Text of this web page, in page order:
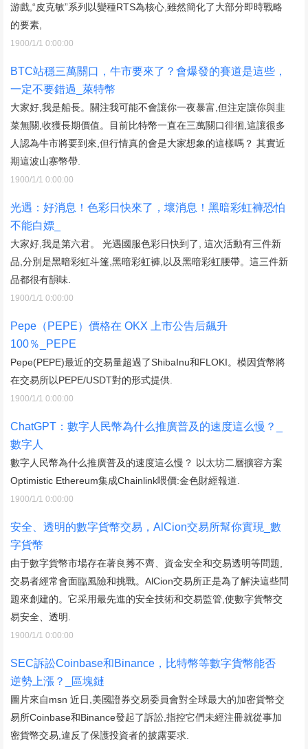
游戲,“皮克敏”系列以變種RTS為核心,雖然簡化了大部分即時戰略
的要素,
1900/1/1 0:00:00
BTC站穩三萬關口，牛市要來了？會爆發的賽道是這些，
一定不要錯過_萊特幣
大家好,我是船長。關注我可能不會讓你一夜暴富,但注定讓你與韭
菜無關,收獲長期價值。目前比特幣一直在三萬關口徘徊,這讓很多
人認為牛市將要到來,但行情真的會是大家想象的這樣嗎？ 其實近
期這波山寨幣帶.
1900/1/1 0:00:00
光遇：好消息！色彩日快來了，壞消息！黑暗彩虹褲恐怕
不能白嫖_
大家好,我是第六君。 光遇國服色彩日快到了, 這次活動有三件新
品,分別是黑暗彩虹斗篷,黑暗彩虹褲,以及黑暗彩虹腰帶。這三件新
品都很有韻味.
1900/1/1 0:00:00
Pepe（PEPE）價格在 OKX 上市公告后飆升
100％_PEPE
Pepe(PEPE)最近的交易量超過了ShibaInu和FLOKI。模因貨幣將
在交易所以PEPE/USDT對的形式提供.
1900/1/1 0:00:00
ChatGPT：數字人民幣為什么推廣普及的速度這么慢？_
數字人
數字人民幣為什么推廣普及的速度這么慢？ 以太坊二層擴容方案
Optimistic Ethereum集成Chainlink喂價:金色財經報道.
1900/1/1 0:00:00
安全、透明的數字貨幣交易，AlCion交易所幫你實現_數
字貨幣
由于數字貨幣市場存在著良莠不齊、資金安全和交易透明等問題,
交易者經常會面臨風險和挑戰。AlCion交易所正是為了解決這些問
題來創建的。它采用最先進的安全技術和交易監管,使數字貨幣交
易安全、透明.
1900/1/1 0:00:00
SEC訴訟Coinbase和Binance，比特幣等數字貨幣能否
逆勢上漲？_區塊鏈
圖片來自msn 近日,美國證券交易委員會對全球最大的加密貨幣交
易所Coinbase和Binance發起了訴訟,指控它們未經注冊就從事加
密貨幣交易,違反了保護投資者的披露要求.